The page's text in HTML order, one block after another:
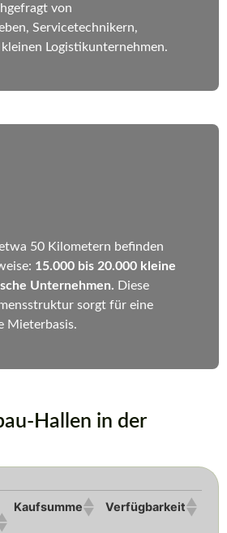
von
Servicetechnikern,
Logistikunternehmen.
50 Kilometern befinden
15.000 bis 20.000 kleine
Unternehmen. Diese
sorgt für eine
Mieterbasis.
Hallen in der
Kaufsumme Verfügbarkeit